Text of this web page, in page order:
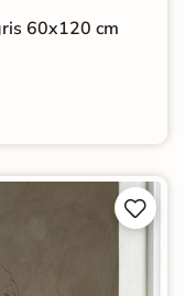
60x120 cm

